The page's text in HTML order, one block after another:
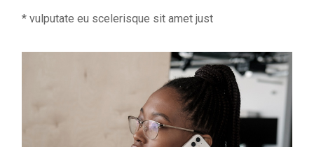
* vulputate eu scelerisque sit amet just